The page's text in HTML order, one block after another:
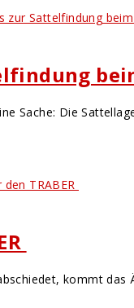
Sache: Die
kommt